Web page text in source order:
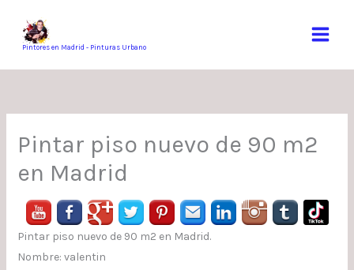
contenidoPintores en Madrid - Pinturas Urbano
Pintar piso nuevo de 90 m2
en Madrid
Pintar piso nuevo de 90 m2 en Madrid.
Nombre: valentin